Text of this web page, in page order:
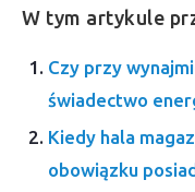
W tym artykule
Czy przy
świadectwo
Kiedy hala
obowiązku